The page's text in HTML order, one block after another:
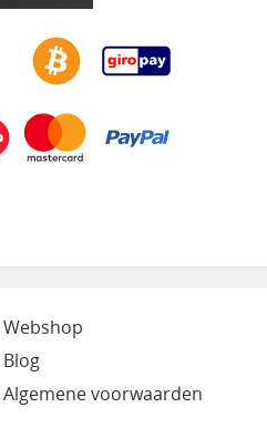
Webshop
Blog
Algemene voorwaarden